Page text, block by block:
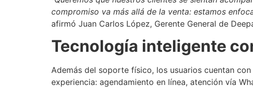
compromiso va más allá de la venta: estamos
afirmó Juan Carlos López, Gerente General de
Tecnología inteligente
Además del soporte físico, los usuarios cuentan
experiencia: agendamiento en línea, atención vía